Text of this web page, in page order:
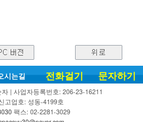
시는길 전화걸기 문자하기
| 사업자등록번호: 206-23-16211
고업호: 성동-4199호
팩스: 02-2281-3029